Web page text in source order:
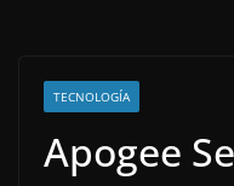
TECNOLOGÍA
Apogee